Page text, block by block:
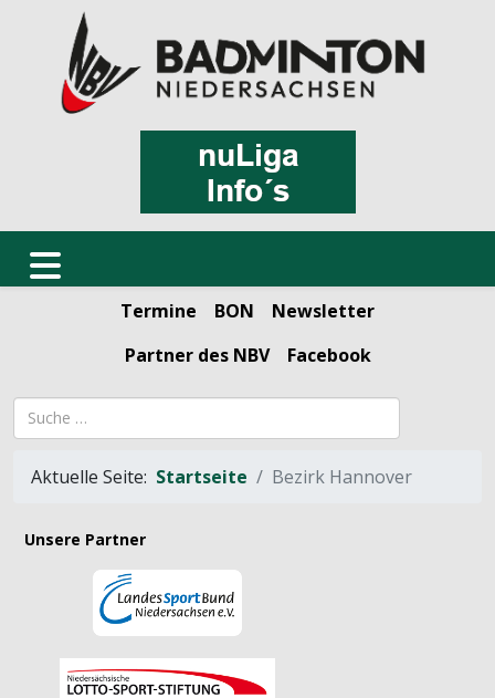
Termine BON
Newsletter
Partner des NBV
Facebook
Suchbegriff
Aktuelle Seite: Startseite Bezirk Hannover
Unsere Partner